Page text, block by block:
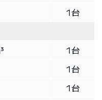
1台
1台
1台
1台